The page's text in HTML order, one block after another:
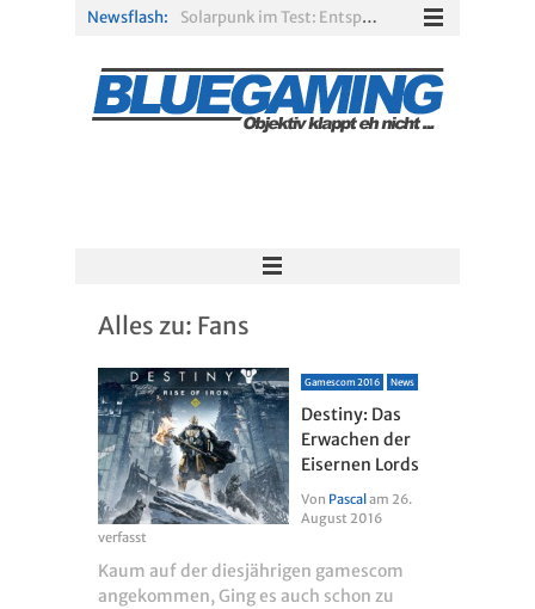
Newsflash:
Solarpunk im Test: Entspannter Aufbau über den Wolken
PS Plus Extra und Premium: Erste Abgänge für August 2026 bestätigt
Gamescom 2026: Sony fehlt zum siebten Mal in Folge
R.E.P.O. im Test: Chaos, Koop und viel Spannung
Alles zu: Fans
Gamescom 2016 News
Destiny: Das
Erwachen der
Eisernen Lords
Von Pascal am 26.
August 2016
verfasst
Kaum auf der diesjährigen gamescom
angekommen, Ging es auch schon zu